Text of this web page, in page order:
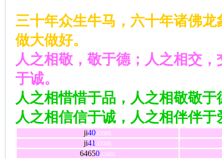
三十年众生牛马，六十年诸佛
做大做好。
人之相敬，敬于德；人之相交
于诚。
人之相惜惜于品，人之相敬敬
人之相信信于诚，人之相伴伴于
ji40.com
ji41 .com
64650.com